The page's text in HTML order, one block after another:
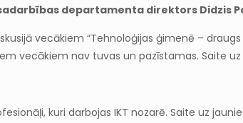
departamenta direktors Didzis
vecākiem “Tehnoloģijas ģimenē – draugs
vecākiem nav tuvas un pazīstamas. Saite uz
kuri darbojas IKT nozarē. Saite uz